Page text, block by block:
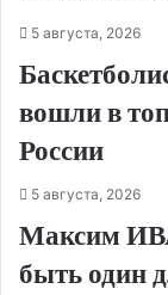
5 августа, 2026
вошли в
России
5 августа, 2026
Максим
быть один